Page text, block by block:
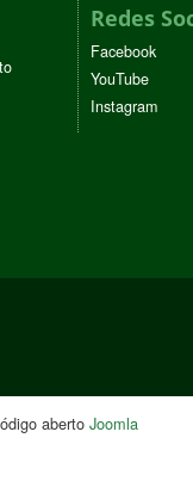
Redes
Facebook
YouTube
Instagram
aberto Joomla